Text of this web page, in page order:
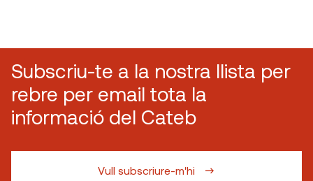
Subscriu-te a la nostra llista per
rebre per email tota la
informació del Cateb
Vull subscriure-m'hi